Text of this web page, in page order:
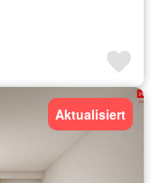
Aktualisiert